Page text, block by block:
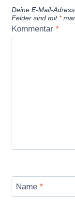
Deine E-Mail-
Felder sind mit *
Kommentar *
Name *